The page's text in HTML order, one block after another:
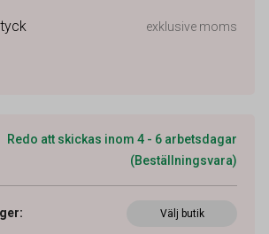
exklusive moms
Redo att skickas inom 4 - 6 arbetsdagar
(Beställningsvara)
: Välj butik